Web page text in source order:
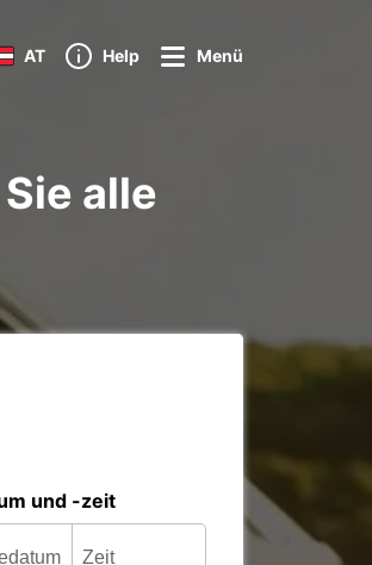
AT Help Menü
alle
und -zeit